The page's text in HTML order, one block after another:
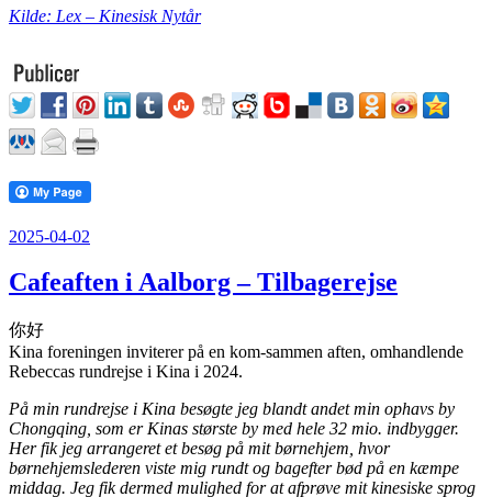
Kilde: Lex – Kinesisk Nytår
Udgivet
2025-04-02
Cafeaften i Aalborg – Tilbagerejse
你好
Kina foreningen inviterer på en kom-sammen aften, omhandlende
Rebeccas rundrejse i Kina i 2024.
På min rundrejse i Kina besøgte jeg blandt andet min ophavs by
Chongqing, som er Kinas største by med hele 32 mio. indbygger.
Her fik jeg arrangeret et besøg på mit børnehjem, hvor
børnehjemslederen viste mig rundt og bagefter bød på en kæmpe
middag. Jeg fik dermed mulighed for at afprøve mit kinesiske sprog